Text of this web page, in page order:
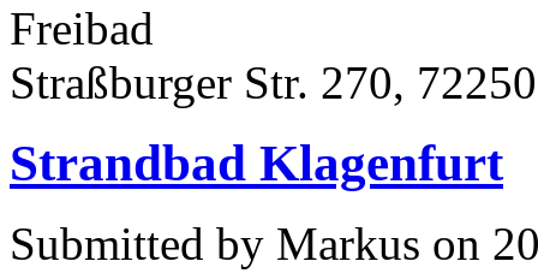
Freibad
Straßburger Str. 270,
Strandbad Klagenfurt
Submitted by Markus on